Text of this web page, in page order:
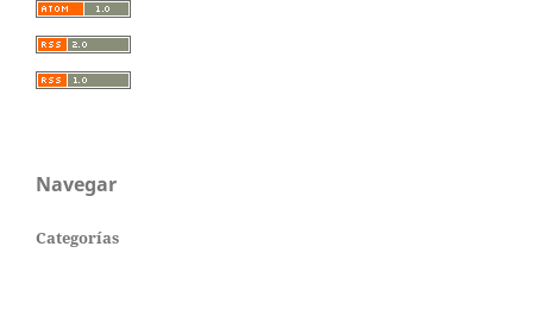
Navegar
Categorías